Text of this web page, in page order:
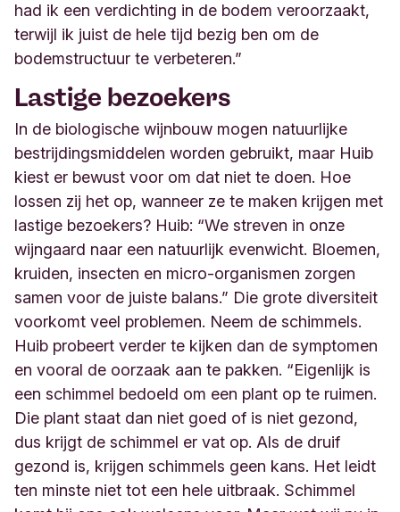
had ik een verdichting in de bodem veroorzaakt,
terwijl ik juist de hele tijd bezig ben om de
bodemstructuur te verbeteren.”
Lastige bezoekers
In de biologische wijnbouw mogen natuurlijke
bestrijdingsmiddelen worden gebruikt, maar Huib
kiest er bewust voor om dat niet te doen. Hoe
lossen zij het op, wanneer ze te maken krijgen met
lastige bezoekers? Huib: “We streven in onze
wijngaard naar een natuurlijk evenwicht. Bloemen,
kruiden, insecten en micro-organismen zorgen
samen voor de juiste balans.” Die grote diversiteit
voorkomt veel problemen. Neem de schimmels.
Huib probeert verder te kijken dan de symptomen
en vooral de oorzaak aan te pakken. “Eigenlijk is
een schimmel bedoeld om een plant op te ruimen.
Die plant staat dan niet goed of is niet gezond,
dus krijgt de schimmel er vat op. Als de druif
gezond is, krijgen schimmels geen kans. Het leidt
ten minste niet tot een hele uitbraak. Schimmel